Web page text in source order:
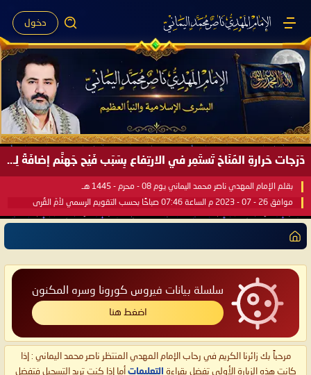
دخول
دَرَجات حَرارةِ المُنَاخ تَستَمِر في الارتِفاع بِسَبَب فَيْح جَهنَّم إضافَةً لِحرارةِ الشَّمس في مُحكَم القُرآن العَظيم ..
بقلم الإمام المهدي ناصر محمد اليماني يوم 08 - محرم - 1445 هـ
موافق 26 - 07 - 2023 م الساعة 07:46 صباحًا بحسب التقويم الرسمي لأمّ القُرى
سلسلة بيانات فيروس كورونا وسره المكنون
اضغط هنا
مرحباً بك زائرنا الكريم في رحاب الإمام المهدي المنتظر ناصر محمد اليماني : إذا
كانت هذه الزيارة الأولى تفضل بقراءة التعليمات أما إذا كنت تريد التسجيل فتفضل